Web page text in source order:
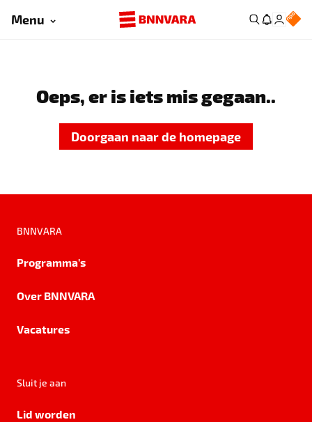
Menu
Oeps, er is iets mis gegaan..
Doorgaan naar de homepage
BNNVARA
Programma's
Over BNNVARA
Vacatures
Sluit je aan
Lid worden